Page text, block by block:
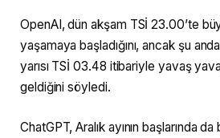
OpenAI, dün akşam TSİ 23.00’te
yaşamaya başladığını, ancak şu
yarısı TSİ 03.48 itibariyle yavaş
geldiğini söyledi.
ChatGPT, Aralık ayının başlarında